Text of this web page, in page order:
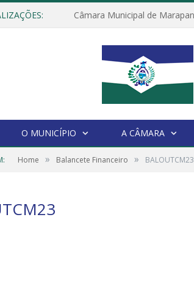
O MUNICÍPIO A CÂMARA
Home » Balancete Financeiro » BALOUTCM23